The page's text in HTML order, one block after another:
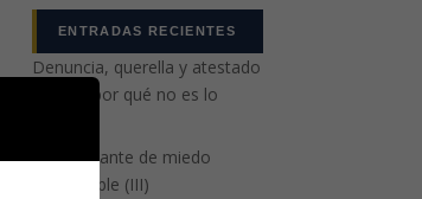
ENTRADAS RECIENTES
Denuncia, querella y atestado
policial: por qué no es lo
La atenuante de miedo
insuperable (III)